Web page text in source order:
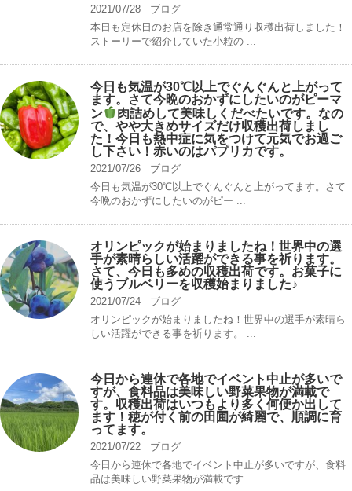
2021/07/28
ブログ
本日も定休日のお店を除き通常通り収穫出荷しました！
ストーリーで紹介していた小粒の ...
今日も気温が30℃以上でぐんぐんと上がって
ます。さて今晩のおかずにしたいのがピーマ
ン
肉詰めして美味しくだべたいです。なの
で、やや大きめサイズだけ収穫出荷しまし
た！今日も熱中症に気をつけて元気でお過ご
し下さい！赤いのはパプリカです。
2021/07/26
ブログ
今日も気温が30℃以上でぐんぐんと上がってます。さて
今晩のおかずにしたいのがピー ...
オリンピックが始まりましたね！世界中の選
手が素晴らしい活躍ができる事を祈ります。
さて、今日も多めの収穫出荷です。お菓子に
使うブルベリーを収穫始まりました♪
2021/07/24
ブログ
オリンピックが始まりましたね！世界中の選手が素晴ら
しい活躍ができる事を祈ります。 ...
今日から連休で各地でイベント中止が多いで
すが、食料品は美味しい野菜果物が満載で
す。収穫出荷はいつもより多く何便か出して
ます！穂が付く前の田圃が綺麗で、順調に育
ってます。
2021/07/22
ブログ
今日から連休で各地でイベント中止が多いですが、食料
品は美味しい野菜果物が満載です ...